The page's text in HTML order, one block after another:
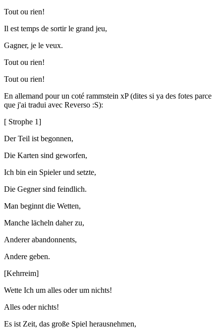
Tout ou rien!
Il est temps de sortir le grand jeu,
Gagner, je le veux.
Tout ou rien!
Tout ou rien!
En allemand pour un coté rammstein xP (dites si ya des fotes parce
que j'ai tradui avec Reverso :S):
[ Strophe 1]
Der Teil ist begonnen,
Die Karten sind geworfen,
Ich bin ein Spieler und setzte,
Die Gegner sind feindlich.
Man beginnt die Wetten,
Manche lächeln daher zu,
Anderer abandonnents,
Andere geben.
[Kehrreim]
Wette Ich um alles oder um nichts!
Alles oder nichts!
Es ist Zeit, das große Spiel herausnehmen,